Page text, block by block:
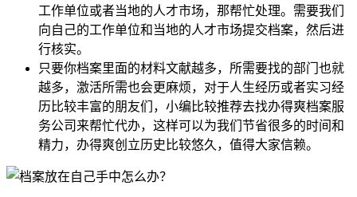
工作单位或者当地的人才市场，那帮忙处理。需要我们
向自己的工作单位和当地的人才市场提交档案，然后进
行核实。
只要你档案里面的材料文献越多，所需要找的部门也就
越多，激活所需也会更麻烦，对于人生经历或者实习经
历比较丰富的朋友们，小编比较推荐去找办得爽档案服
务公司来帮忙代办，这样可以为我们节省很多的时间和
精力，办得爽创立历史比较悠久，值得大家信赖。